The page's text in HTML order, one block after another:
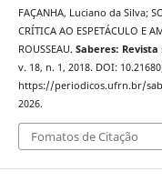
FAÇANHA, Luciano da Silva;
CRÍTICA AO ESPETÁCULO E
ROUSSEAU. Saberes:
v. 18, n. 1, 2018. DOI:
https://periodicos.ufrn.br/
2026.
Fomatos de Citação